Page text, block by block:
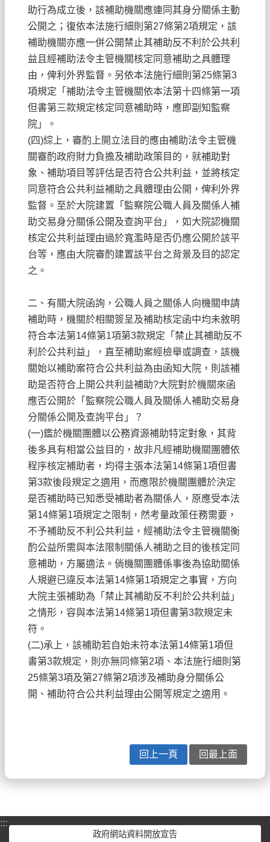
助行為成立後，該補助機關應連同其身分關係主動
公開之；復依本法施行細則第27條第2項規定，該
補助機關亦應一併公開禁止其補助反不利於公共利
益且經補助法令主管機關核定同意補助之具體理
由，俾利外界監督。另依本法施行細則第25條第3
項規定「補助法令主管機關依本法第十四條第一項
但書第三款規定核定同意補助時，應即副知監察
院」。
(四)綜上，審酌上開立法目的應由補助法令主管機
關審酌政府財力負擔及補助政策目的，就補助對
象、補助項目等評估是否符合公共利益，並將核定
同意符合公共利益補助之具體理由公開，俾利外界
監督。至於大院建置「監察院公職人員及關係人補
助交易身分關係公開及查詢平台」，如大院認機關
核定公共利益理由過於寬濫時是否仍應公開於該平
台等，應由大院審酌建置該平台之背景及目的認定
之。
二、有關大院函詢，公職人員之關係人向機關申請
補助時，機關於相關簽呈及補助核定函中均未敘明
符合本法第14條第1項第3款規定「禁止其補助反不
利於公共利益」，直至補助案經檢舉或調查，該機
關始以補助案符合公共利益為由函知大院，則該補
助是否符合上開公共利益補助?大院對於機關來函
應否公開於「監察院公職人員及關係人補助交易身
分關係公開及查詢平台」？
(一)鑑於機關團體以公務資源補助特定對象，其背
後多具有相當公益目的，故非凡經補助機關團體依
程序核定補助者，均得主張本法第14條第1項但書
第3款後段規定之適用，而應限於機關團體於決定
是否補助時已知悉受補助者為關係人，原應受本法
第14條第1項規定之限制，然考量政策任務需要，
不予補助反不利公共利益，經補助法令主管機關衡
酌公益所需與本法限制關係人補助之目的後核定同
意補助，方屬適法。倘機關團體係事後為協助關係
人規避已違反本法第14條第1項規定之事實，方向
大院主張補助為「禁止其補助反不利於公共利益」
之情形，容與本法第14條第1項但書第3款規定未
符。
(二)承上，該補助若自始未符本法第14條第1項但
書第3款規定，則亦無同條第2項、本法施行細則第
25條第3項及第27條第2項涉及補助身分關係公
開、補助符合公共利益理由公開等規定之適用。
回上一頁 回最上面
:::
政府網站資料開放宣告